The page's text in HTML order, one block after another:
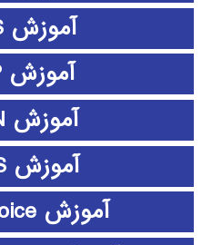
آموزش EDIUS
آموزش EMTP
آموزش ePLAN
آموزش ETABS
آموزش expert choice